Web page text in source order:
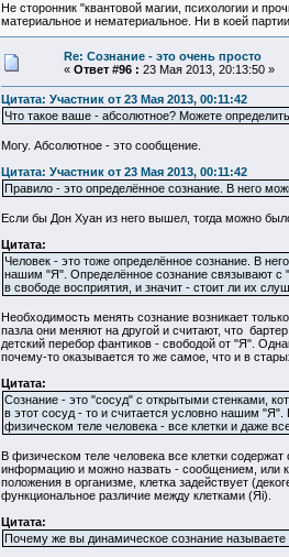
Не сторонник "квантовой магии, психологии и
материальное и нематериальное. Ни в коей
Re: Сознание - это очень просто
« Ответ #96 : 23 Мая 2013, 20:13:50 »
Цитата: Участник от 23 Мая 2013, 00:11:42
Что такое ваше - абсолютное? Можете
Могу. Абсолютное - это сообщение.
Цитата: Участник от 23 Мая 2013, 00:11:42
Правило - это определённое сознание. В него
Если бы Дон Хуан из него вышел, тогда можно
Цитата:
Человек - это тоже определённое сознание. В
нашим "Я". Определённое сознание связывают с
в свободе восприятия, и значит - стоит ли их
Необходимость менять сознание возникает
пазла они меняют на другой и считают, что
детский перебор фантиков - свободой от "Я".
почему-то оказывается то же самое, что и в
Цитата:
Сознание - это "сосуд" с открытыми стенками,
в этот сосуд - то и считается условно нашим
физическом теле человека - все клетки и даже
В физическом теле человека все клетки
информацию и можно назвать - сообщением, или
положения в организме, клетка задействует
функциональное различие между клетками (Яi).
Цитата:
Почему же вы динамическое сознание